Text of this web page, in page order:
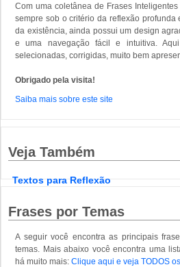
Com uma coletânea de Frases
sempre sob o critério da reflexão
da existência, ainda possui um design
e uma navegação fácil e intuitiva.
selecionadas, corrigidas, muito bem
Obrigado pela visita!
Saiba mais sobre este site
Veja Também
Textos para Reflexão
Frases por Temas
A seguir você encontra as principais
temas. Mais abaixo você encontra uma
há muito mais: Clique aqui e veja TODOS